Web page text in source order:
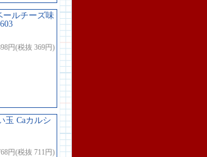
ールチーズ味
円(税抜 369円)
玉 Caカルシ
円(税抜 711円)